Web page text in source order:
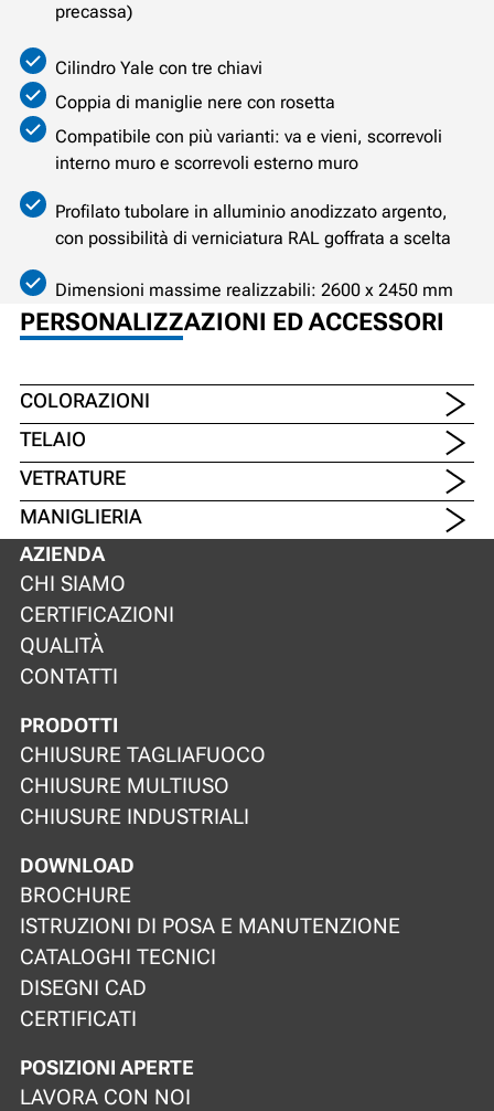
precassa)
Cilindro Yale con tre chiavi
Coppia di maniglie nere con rosetta
Compatibile con più varianti: va e vieni, scorrevoli
interno muro e scorrevoli esterno muro
Profilato tubolare in alluminio anodizzato argento,
con possibilità di verniciatura RAL goffrata a scelta
Dimensioni massime realizzabili: 2600 x 2450 mm
PERSONALIZZAZIONI ED ACCESSORI
COLORAZIONI
TELAIO
VETRATURE
MANIGLIERIA
AZIENDA
CHI SIAMO
CERTIFICAZIONI
QUALITÀ
CONTATTI
PRODOTTI
CHIUSURE TAGLIAFUOCO
CHIUSURE MULTIUSO
CHIUSURE INDUSTRIALI
DOWNLOAD
BROCHURE
ISTRUZIONI DI POSA E MANUTENZIONE
CATALOGHI TECNICI
DISEGNI CAD
CERTIFICATI
POSIZIONI APERTE
LAVORA CON NOI